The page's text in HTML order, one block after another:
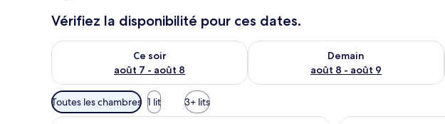
Vérifiez la disponibilité pour ces dates.
Ce soir
août 7 - août 8
Vérifier la disponibilité pour ce soir août 7 - août 8
Demain
août 8 - août 9
Vérifier la disponibilité pour demain
Filtres
disponibles
Toutes les chambres 1 lit 3+ lits
Une cuisine compacte avec des meubles de rangement en